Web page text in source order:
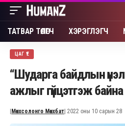
ТАТВАР ТӨЛӨГЧ ХЭРЭГЛЭГЧ
ЦАГ ҮЕ
“Шударга байдлын
ажлыг гүйцэтгэж байна
Мөнхсолонго Мөнхбат | 2022 оны 10 сарын 28